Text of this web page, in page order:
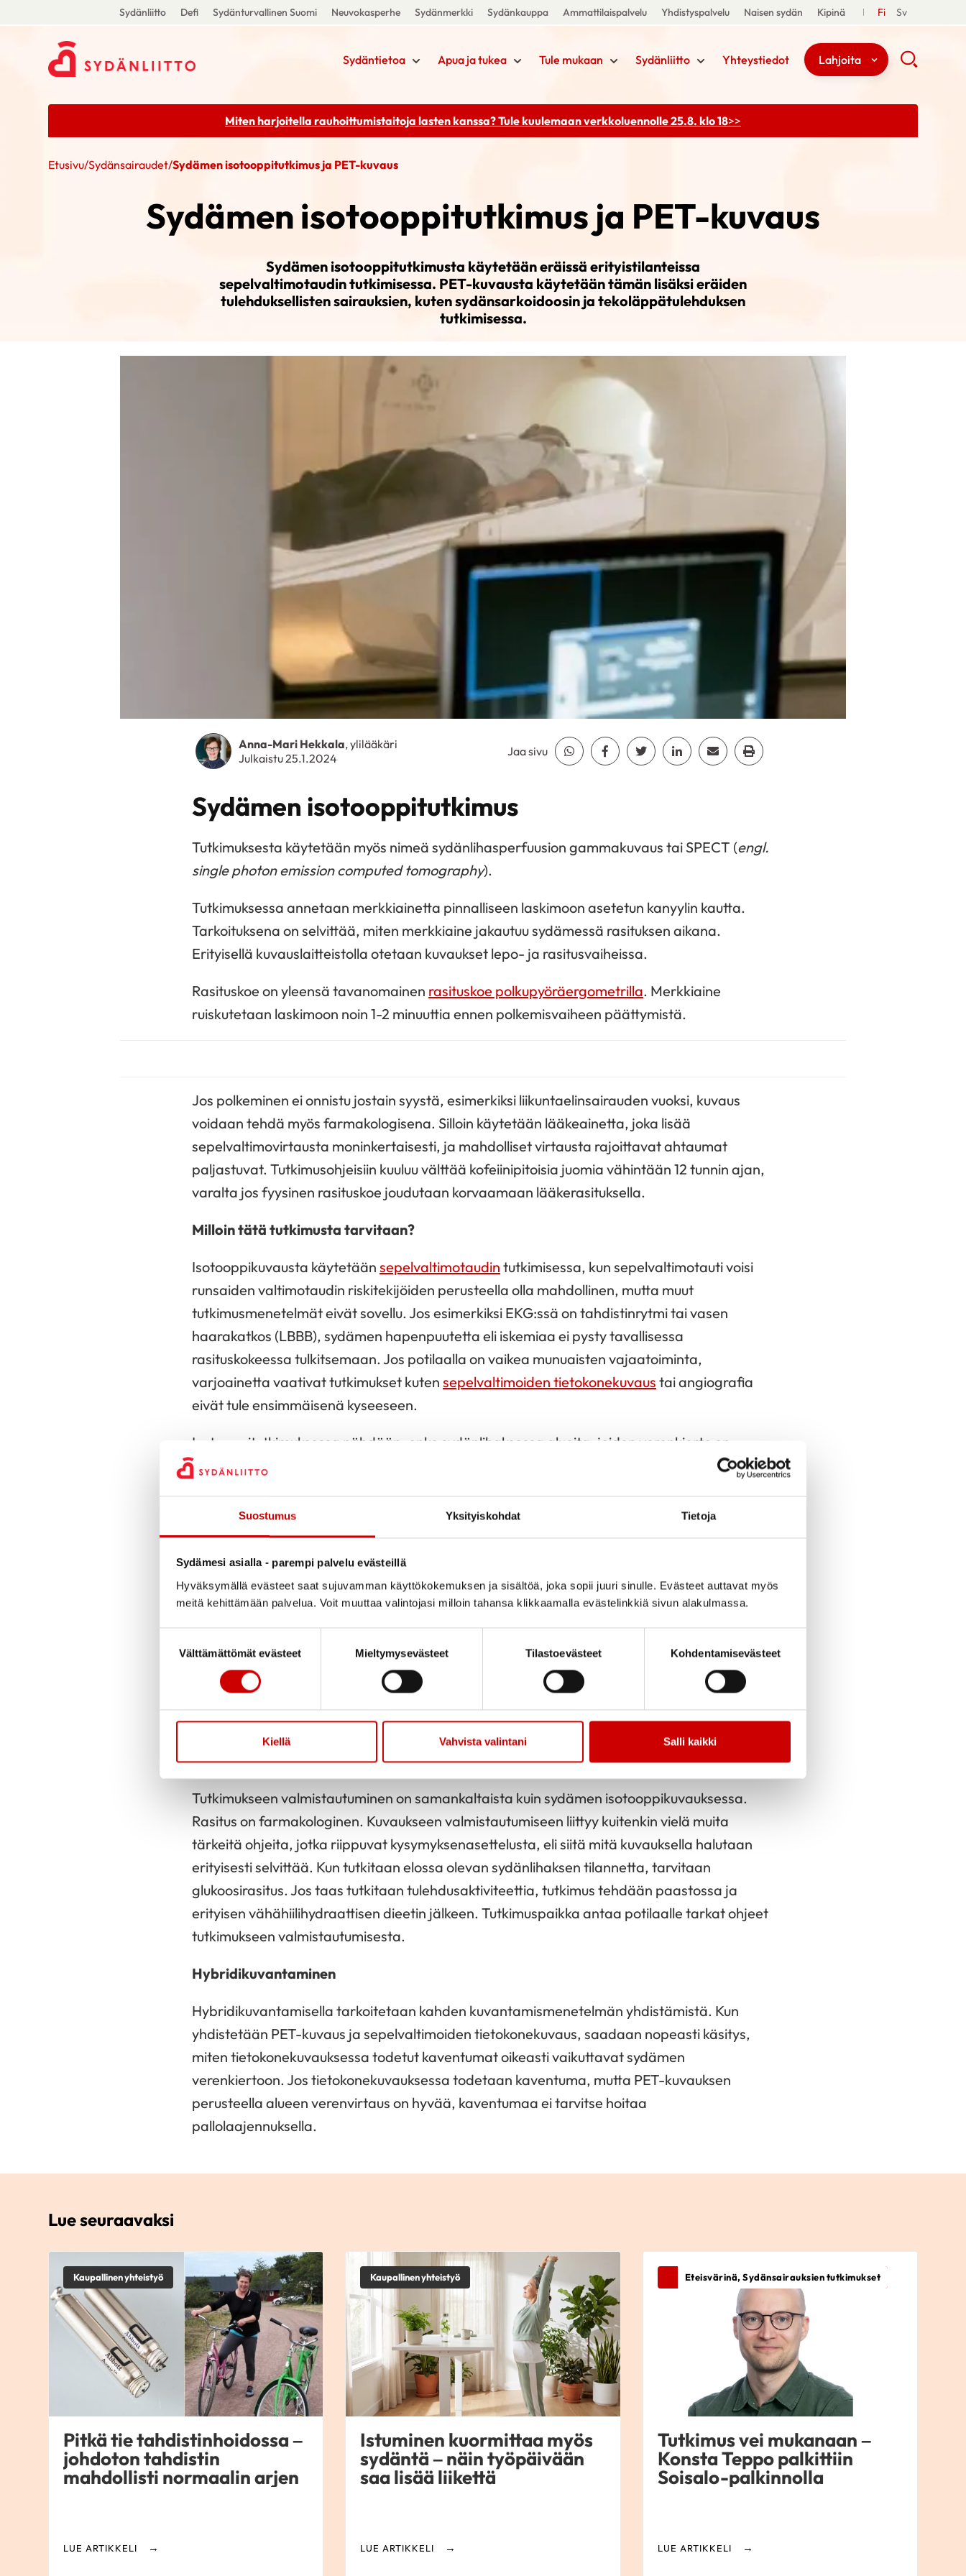
Suostumus Yksityiskohdat Tietoja
Sydämesi asialla - parempi palvelu evästeillä
Hyväksymällä evästeet saat sujuvamman käyttökokemuksen ja sisältöä, joka sopii juuri sinulle. Evästeet auttavat myös
meitä kehittämään palvelua. Voit muuttaa valintojasi milloin tahansa klikkaamalla evästelinkkiä sivun alakulmassa.
Välttämättömät evästeet
Mieltymysevästeet Tilastoevästeet Kohdentamisevästeet
Kiellä Vahvista valintani Salli kaikki
Sydänliitto Defi Sydänturvallinen Suomi Neuvokasperhe Sydänmerkki Sydänkauppa Ammattilaispalvelu Yhdistyspalvelu Naisen sydän Kipinä Fi Sv
Sydäntietoa Apua ja tukea Tule mukaan Sydänliitto Yhteystiedot Lahjoita
Miten harjoitella rauhoittumistaitoja lasten kanssa? Tule kuulemaanverkkoluennolle 25.8. klo 18>>
Etusivu/Sydänsairaudet/Sydämen isotooppitutkimus ja PET-kuvaus
Sydämen isotooppitutkimus ja PET-kuvaus
Sydämen isotooppitutkimusta käytetään eräissä erityistilanteissa
sepelvaltimotaudin tutkimisessa. PET-kuvausta käytetään tämän lisäksi eräiden
tulehduksellisten sairauksien, kuten sydänsarkoidoosin ja tekoläppätulehduksen
tutkimisessa.
Anna-Mari Hekkala, ylilääkäri
Julkaistu 25.1.2024
Jaa sivu Jaa Whatsapp
Jaa Facebook
Jaa TwitterJaa LinkedinJaa EmailJaa Print
Sydämen isotooppitutkimus
Tutkimuksesta käytetään myös nimeä sydänlihasperfuusion gammakuvaus tai SPECT (engl.
single photon emission computed tomography).
Tutkimuksessa annetaan merkkiainetta pinnalliseen laskimoon asetetun kanyylin kautta.
Tarkoituksena on selvittää, miten merkkiaine jakautuu sydämessä rasituksen aikana.
Erityisellä kuvauslaitteistolla otetaan kuvaukset lepo- ja rasitusvaiheissa.
Rasituskoe on yleensä tavanomainen rasituskoe polkupyöräergometrilla. Merkkiaine
ruiskutetaan laskimoon noin 1-2 minuuttia ennen polkemisvaiheen päättymistä.
Jos polkeminen ei onnistu jostain syystä, esimerkiksi liikuntaelinsairauden vuoksi, kuvaus
voidaan tehdä myös farmakologisena. Silloin käytetään lääkeainetta, joka lisää
sepelvaltimovirtausta moninkertaisesti, ja mahdolliset virtausta rajoittavat ahtaumat
paljastuvat. Tutkimusohjeisiin kuuluu välttää kofeiinipitoisia juomia vähintään 12 tunnin ajan,
varalta jos fyysinen rasituskoe joudutaan korvaamaan lääkerasituksella.
Milloin tätä tutkimusta tarvitaan?
Isotooppikuvausta käytetään sepelvaltimotaudin tutkimisessa, kun sepelvaltimotauti voisi
runsaiden valtimotaudin riskitekijöiden perusteella olla mahdollinen, mutta muut
tutkimusmenetelmät eivät sovellu. Jos esimerkiksi EKG:ssä on tahdistinrytmi tai vasen
haarakatkos (LBBB), sydämen hapenpuutetta eli iskemiaa ei pysty tavallisessa
rasituskokeessa tulkitsemaan. Jos potilaalla on vaikea munuaisten vajaatoiminta,
varjoainetta vaativat tutkimukset kuten sepelvaltimoiden tietokonekuvaus tai angiografia
eivät tule ensimmäisenä kyseeseen.
Isotooppitutkimuksessa nähdään, onko sydänlihaksessa alueita, joiden verenkierto on
vaarassa valtimoahtauman vuoksi. Kuvauksessa nähdään myös sydänlihaksn arpialueet, eli
Isotooppikuvausta käytetään siksi usein muiden tutkimusten lisänä, kun pohditaan vaikkapa
Sydämen PET-tutkimus
Positroniemissiotomografia eli PET-kuvaus tutkii sydämen verenkiertoa, kuten
isotooppikuvauksin. Sitä käytetään tutkittaessa sepelvaltimokaventumien merkitystä, tai
sydänlihaksen mahdollisia arpialueita.
Menetelmää käytetään myös sydänsarkoidoosiin liittyvän tulehduksen toteamisessa, sekä
sen aktiviteetin seurannassa. Tutkimusta voidaan käyttää lisäselvityksenä epäiltäessä
tahdistimen tai sydämen tekoläpän infektiota.
Tutkimukseen valmistautuminen on samankaltaista kuin sydämen isotooppikuvauksessa.
Rasitus on farmakologinen. Kuvaukseen valmistautumiseen liittyy kuitenkin vielä muita
tärkeitä ohjeita, jotka riippuvat kysymyksenasettelusta, eli siitä mitä kuvauksella halutaan
erityisesti selvittää. Kun tutkitaan elossa olevan sydänlihaksen tilannetta, tarvitaan
glukoosirasitus. Jos taas tutkitaan tulehdusaktiviteettia, tutkimus tehdään paastossa ja
erityisen vähähiilihydraattisen dieetin jälkeen. Tutkimuspaikka antaa potilaalle tarkat ohjeet
tutkimukseen valmistautumisesta.
Hybridikuvantaminen
Hybridikuvantamisella tarkoitetaan kahden kuvantamismenetelmän yhdistämistä. Kun
yhdistetään PET-kuvaus ja sepelvaltimoiden tietokonekuvaus, saadaan nopeasti käsitys,
miten tietokonekuvauksessa todetut kaventumat oikeasti vaikuttavat sydämen
verenkiertoon. Jos tietokonekuvauksessa todetaan kaventuma, mutta PET-kuvauksen
perusteella alueen verenvirtaus on hyvää, kaventumaa ei tarvitse hoitaa
pallolaajennuksella.
Lue seuraavaksi
Kaupallinen yhteistyö
Pitkä tie tahdistinhoidossa –
johdoton tahdistin
mahdollisti normaalin arjen
LUE ARTIKKELI
Kaupallinen yhteistyö
Istuminen kuormittaa myös
sydäntä – näin työpäivään
saa lisää liikettä
LUE ARTIKKELI
Eteisvärinä, Sydänsairauksien tutkimukset
Tutkimus vei mukanaan –
Konsta Teppo palkittiin
Soisalo-palkinnolla
LUE ARTIKKELI